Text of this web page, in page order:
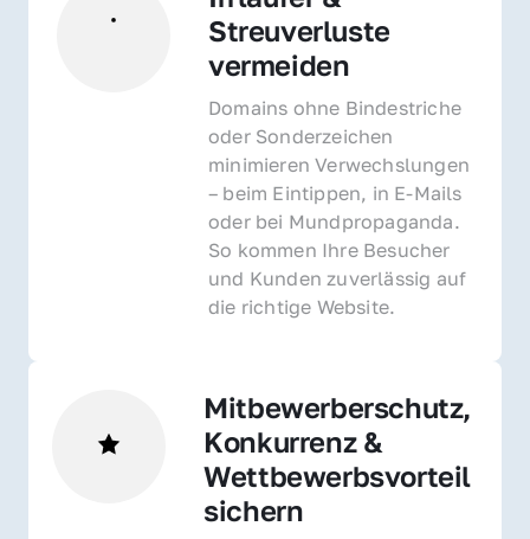
Streuverluste
vermeiden
Domains ohne Bindestriche
oder Sonderzeichen
minimieren Verwechslungen
– beim Eintippen, in E-Mails
oder bei Mundpropaganda.
So kommen Ihre Besucher
und Kunden zuverlässig auf
die richtige Website.
Mitbewerberschutz,
Konkurrenz &
Wettbewerbsvorteil
sichern